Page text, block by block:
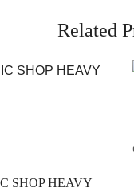
Related
SHOP HEAVY